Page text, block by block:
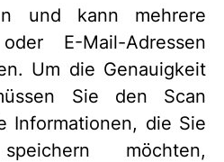
und kann mehrere
E-Mail-Adressen
Um die Genauigkeit
Sie den Scan
Informationen, die Sie
möchten,